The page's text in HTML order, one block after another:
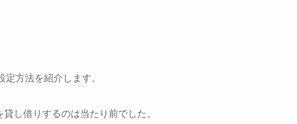
方法を紹介します。
し借りするのは当たり前でした。